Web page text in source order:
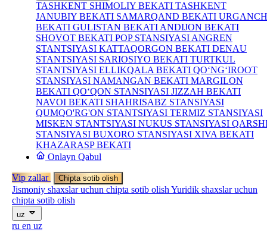
TASHKENT SHIMOLIY BEKATI TASHKENT
JANUBIY BEKATI SAMARQAND BEKATI URGANCH
BEKATI GULISTAN BEKATI ANDIJON BEKATI
SHOVOT BEKATI POP STANSIYASI ANGREN
STANTSIYASI KATTAQORGON BEKATI DENAU
STANTSIYASI SARIOSIYO BEKATI TURTKUL
STANTSIYASI ELLIKQALA BEKATI QO‘NG‘IROOT
STANSIYASI NAMANGAN BEKATI MARGILON
BEKATI QO‘QON STANSIYASI JIZZAH BEKATI
NAVOI BEKATI SHAHRISABZ STANSIYASI
QUMQO'RG'ON STANTSIYASI TERMIZ STANSIYASI
MISKEN STANTSIYASI NUKUS STANSIYASI
STANSIYASI BUXORO STANSIYASI XIVA BEKATI
KHAZARASP BEKATI
Onlayn Qabul
Vip zallar Chipta sotib olish
Jismoniy shaxslar uchun chipta sotib olish Yuridik shaxslar uchun
chipta sotib olish
uz
ru en uz